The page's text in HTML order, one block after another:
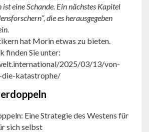
eine Schande. Ein nächstes Kapitel
die es herausgegeben
hat Morin etwas zu bieten.
finden Sie unter:
2025/03/13/von-
katastrophe/
Eine Strategie des Westens für
sich selbst